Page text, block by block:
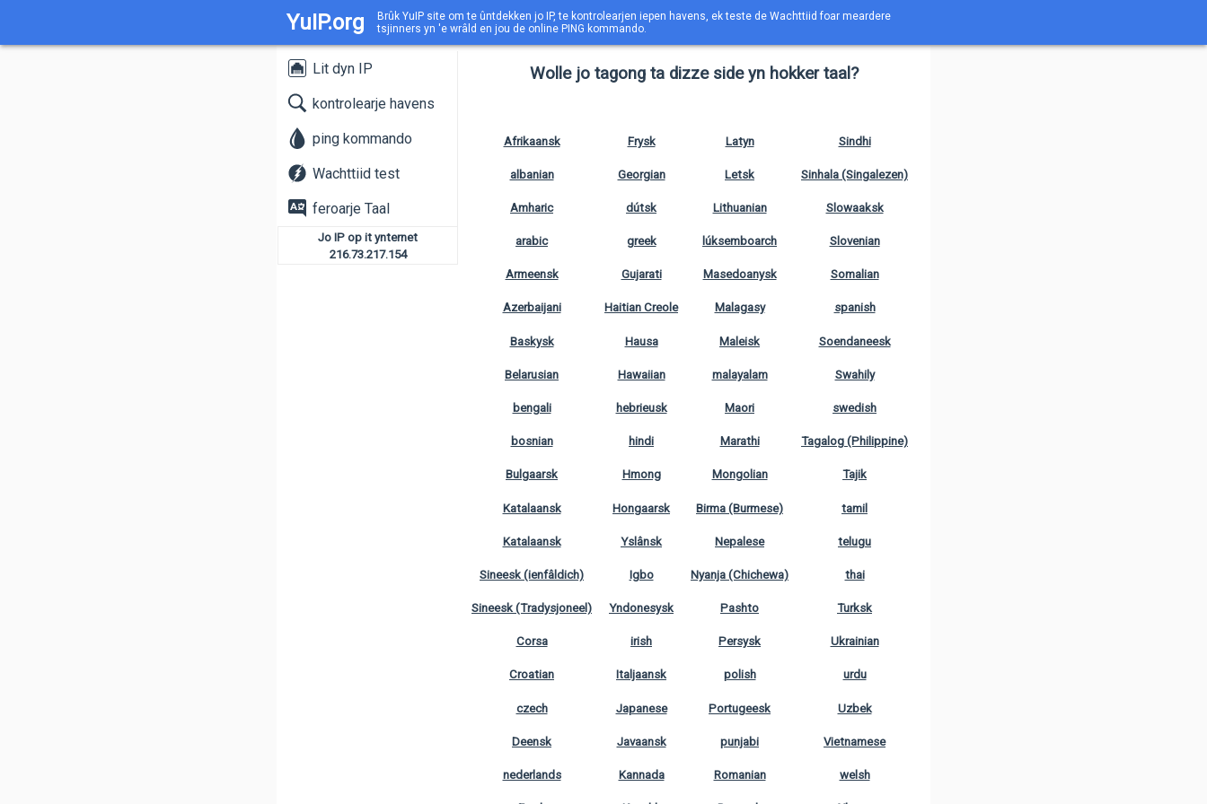
YuIP.org
Brûk YuIP site om te ûntdekken jo IP, te kontrolearjen iepen havens, ek teste de Wachttiid foar meardere
tsjinners yn 'e wrâld en jou de online PING kommando.
Lit dyn IP
kontrolearje havens
ping kommando
Wachttiid test
feroarje Taal
Jo IP op it ynternet
216.73.217.154
Wolle jo tagong ta dizze side yn hokker taal?
Afrikaansk
albanian
Amharic
arabic
Armeensk
Azerbaijani
Baskysk
Belarusian
bengali
bosnian
Bulgaarsk
Katalaansk
Katalaansk
Sineesk (ienfâldich)
Sineesk (Tradysjoneel)
Corsa
Croatian
czech
Deensk
nederlands
Frysk
Georgian
dútsk
greek
Gujarati
Haitian Creole
Hausa
Hawaiian
hebrieusk
hindi
Hmong
Hongaarsk
Yslânsk
Igbo
Yndonesysk
irish
Italjaansk
Japanese
Javaansk
Kannada
Latyn
Letsk
Lithuanian
lúksemboarch
Masedoanysk
Malagasy
Maleisk
malayalam
Maori
Marathi
Mongolian
Birma (Burmese)
Nepalese
Nyanja (Chichewa)
Pashto
Persysk
polish
Portugeesk
punjabi
Romanian
Sindhi
Sinhala (Singalezen)
Slowaaksk
Slovenian
Somalian
spanish
Soendaneesk
Swahily
swedish
Tagalog (Philippine)
Tajik
tamil
telugu
thai
Turksk
Ukrainian
urdu
Uzbek
Vietnamese
welsh